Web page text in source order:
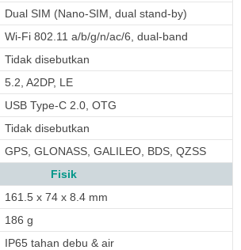
Dual SIM (Nano-SIM, dual stand-by)
Wi-Fi 802.11 a/b/g/n/ac/6, dual-band
Tidak disebutkan
5.2, A2DP, LE
USB Type-C 2.0, OTG
Tidak disebutkan
GPS, GLONASS, GALILEO, BDS, QZSS
Fisik
161.5 x 74 x 8.4 mm
186 g
IP65 tahan debu & air